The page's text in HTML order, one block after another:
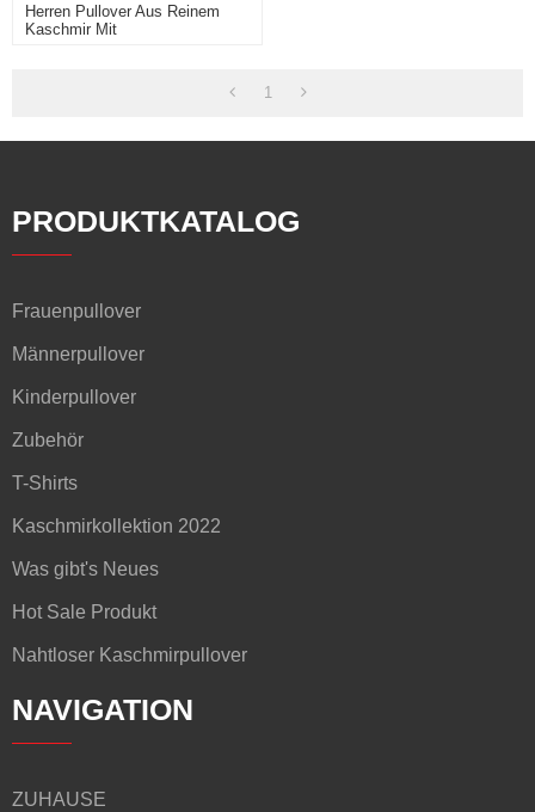
Herren Pullover Aus Reinem
Kaschmir Mit
1
PRODUKTKATALOG
Frauenpullover
Männerpullover
Kinderpullover
Zubehör
T-Shirts
Kaschmirkollektion 2022
Was gibt's Neues
Hot Sale Produkt
Nahtloser Kaschmirpullover
NAVIGATION
ZUHAUSE